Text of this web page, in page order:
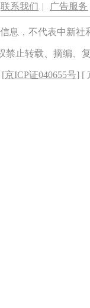
联系我们 | 广告服务
息，不代表中新
禁止转载、摘编、
[京ICP证040655号] [